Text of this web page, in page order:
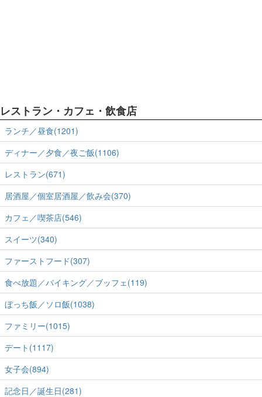
レストラン・カフェ・飲食店
ランチ／昼食(1201)
ディナー／夕食／夜ご飯(1106)
レストラン(671)
居酒屋／個室居酒屋／飲み会(370)
カフェ／喫茶店(546)
スイーツ(340)
ファーストフード(307)
食べ放題／バイキング／ブッフェ(119)
ぼっち飯／ソロ飯(1038)
ファミリー(1015)
デート(1117)
女子会(894)
記念日／誕生日(281)